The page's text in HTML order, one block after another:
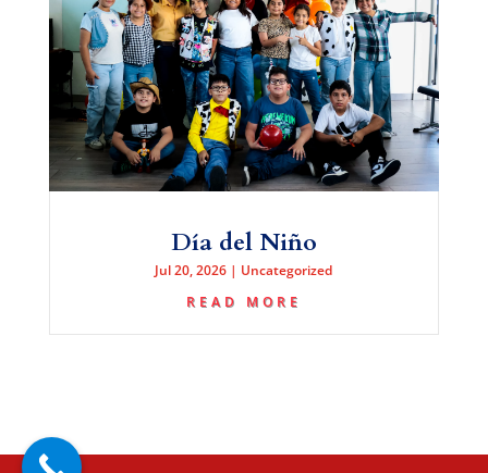
Día del Niño
Jul 20, 2026 | Uncategorized
READ MORE